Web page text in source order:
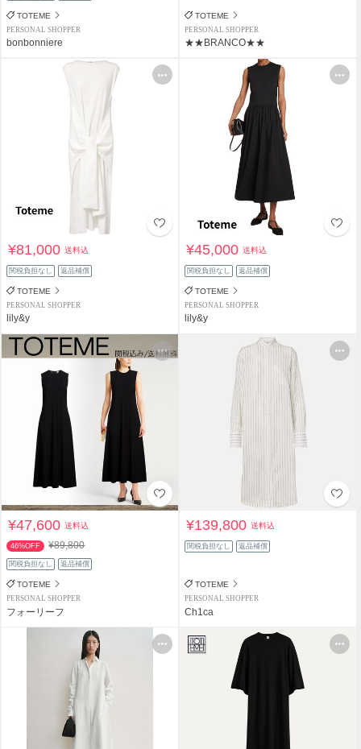
TOTEME
PERSONAL SHOPPER
bonbonniere
TOTEME
PERSONAL SHOPPER
★★BRANCO★★
¥81,000送料込
関税負担なし 返品補償
TOTEME
PERSONAL SHOPPER
lily&y
¥45,000送料込
関税負担なし 返品補償
TOTEME
PERSONAL SHOPPER
lily&y
¥47,600送料込
46%OFF ¥89,800
関税負担なし 返品補償
TOTEME
PERSONAL SHOPPER
フォーリーフ
¥139,800送料込
関税負担なし 返品補償
TOTEME
PERSONAL SHOPPER
Ch1ca